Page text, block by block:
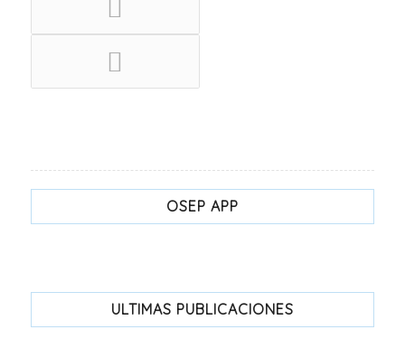
OSEP APP
ULTIMAS PUBLICACIONES